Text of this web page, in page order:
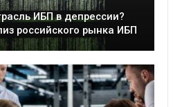
Цифровая экономика
Краткий
сборник от…